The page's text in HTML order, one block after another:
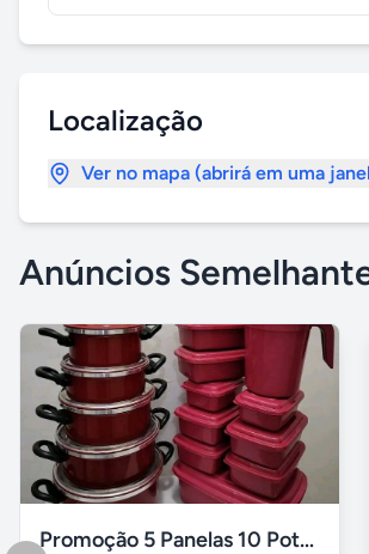
Localização
Ver no mapa (abrirá em uma
Anúncios
Promoção 5 Panelas 10 Potes Multiuso